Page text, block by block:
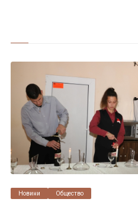
Новини Общество